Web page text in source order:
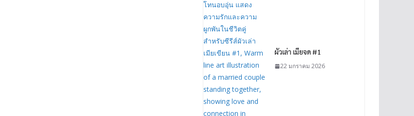
ผัวเล่า เมียจด #1
22 มกราคม 2026